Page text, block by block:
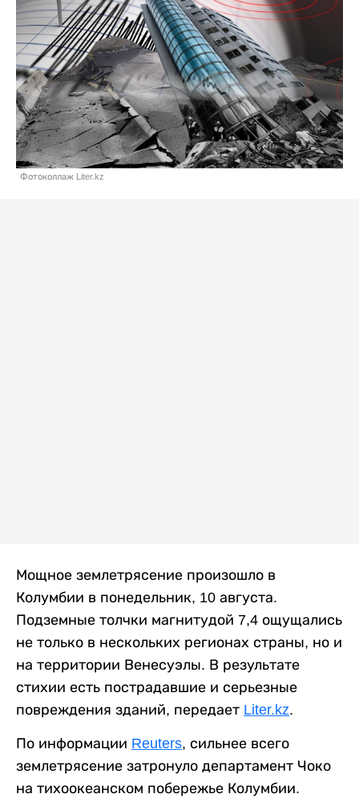
Фотоколлаж Liter.kz
Мощное землетрясение произошло в
Колумбии в понедельник, 10 августа.
Подземные толчки магнитудой 7,4 ощущались
не только в нескольких регионах страны, но и
на территории Венесуэлы. В результате
стихии есть пострадавшие и серьезные
повреждения зданий, передает Liter.kz.
По информации Reuters, сильнее всего
землетрясение затронуло департамент Чоко
на тихоокеанском побережье Колумбии.